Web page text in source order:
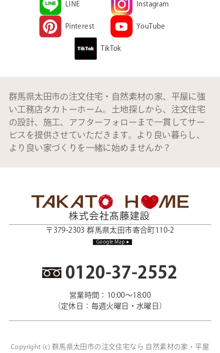
LINE Instagram
Pinterest YouTube
TikTok
群馬県太田市の注文住宅・自然素材の家、平屋に強
い工務店タカトーホーム。土地探しから、注文住宅
の設計、施工、アフターフォローまで一貫してサー
ビスを提供させていただきます。より良い暮らし、
より良い家づくりを一緒に始めませんか？
〒379-2303 群馬県太田市寄合町110-2
Google Map
0120-37-2552
営業時間：10:00～18:00
（定休日：毎週火曜日・水曜日）
Copyright (c) 群馬県太田市の注文住宅なら 自然素材の家・平屋